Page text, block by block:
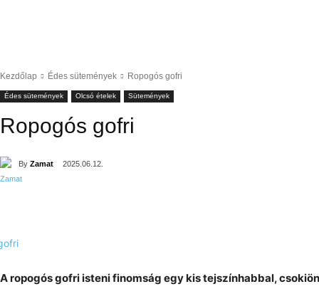
Kezdőlap Édes sütemények Ropogós gofri
Édes sütemények Olcsó ételek Sütemények
Ropogós gofri
By Zamat 2025.06.12.
A ropogós gofri isteni finomság egy kis tejszínhabbal,